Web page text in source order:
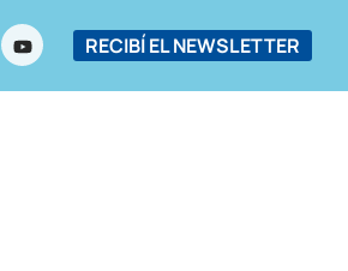
RECIBÍ EL NEWSLETTER